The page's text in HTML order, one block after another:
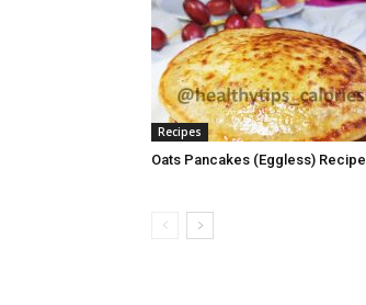
Recipes
Oats Pancakes (Eggless) Recipe